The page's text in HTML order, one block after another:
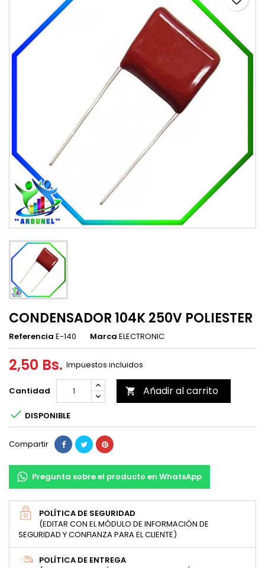
CONDENSADOR 104K 250V POLIESTER
Referencia E-140 Marca ELECTRONIC
2,50 Bs. Impuestos incluidos
Cantidad  Añadir al carrito
 DISPONIBLE
Compartir
Pregunta sobre el producto en WhatsApp
POLÍTICA DE SEGURIDAD
(EDITAR CON EL MÓDULO DE INFORMACIÓN DE
SEGURIDAD Y CONFIANZA PARA EL CLIENTE)
POLÍTICA DE ENTREGA